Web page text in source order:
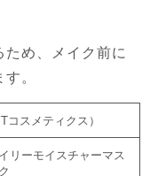
め、メイク前に
。
スメティクス）
リーモイスチャーマス
ク